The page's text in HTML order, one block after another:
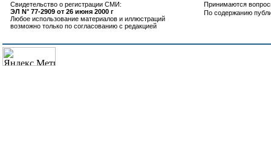
Свидетельство о регистрации СМИ:
ЭЛ N° 77-2909 от 26 июня 2000 г
Любое использование материалов и иллюстраций
возможно только по согласованию с редакцией
Принимаются
По содержанию